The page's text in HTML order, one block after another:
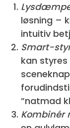
løsning –
intuitiv
Smart-
kan
”natmad
Kombinér